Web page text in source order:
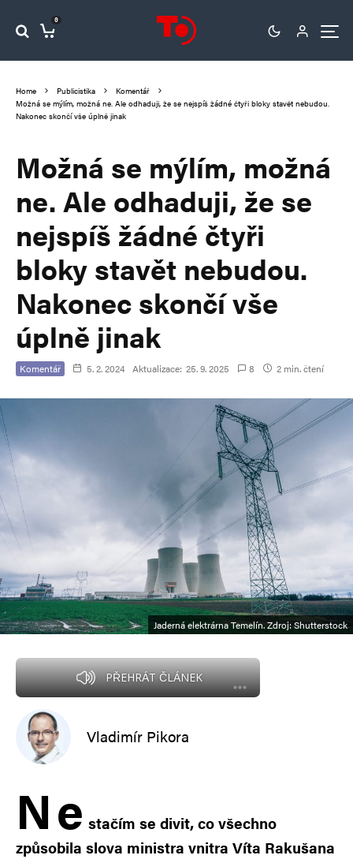
0
Home Publicistika
Komentář
Možná se mýlím, možná ne. Ale odhaduji, že se nejspíš žádné čtyři bloky stavět nebudou.
Nakonec skončí vše úplně jinak
Možná se mýlím, možná
ne. Ale odhaduji, že se
nejspíš žádné čtyři
bloky stavět nebudou.
Nakonec skončí vše
úplně jinak
Komentář 5. 2. 2024 Aktualizace: 25. 9. 2025 8 2 min. čtení
Jaderná elektrárna Temelín. Zdroj: Shutterstock
PŘEHRÁT ČLÁNEK
Vladimír Pikora
Ne stačím se divit, co všechno
způsobila slova ministra vnitra Víta Rakušana